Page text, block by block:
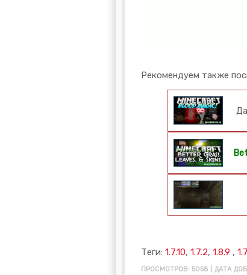
Рекомендуем также
Теги: 1.7.10, 1.7.2, 1.8.9 ,
ПРОСМОТРОВ: 5058 | ДАТА